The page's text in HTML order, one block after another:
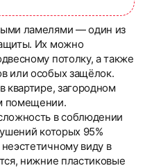
ламелями — один из
Их можно
потолку, а также
или особых защёлок.
квартире, загородном
помещении.
в соблюдении
которых 95%
виду в
нижние пластиковые